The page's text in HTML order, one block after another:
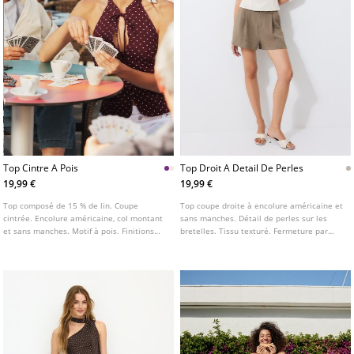
Top Cintre A Pois
19,99 €
Top composé de 15 % de lin. Coupe
cintrée. Encolure américaine, col montant
et sans manches. Motif à pois. Finitions
Top Droit A Detail De Perles
19,99 €
Top coupe droite à encolure américaine et
sans manches. Détail de perles sur les
bretelles. Tissu texturé. Fermeture par